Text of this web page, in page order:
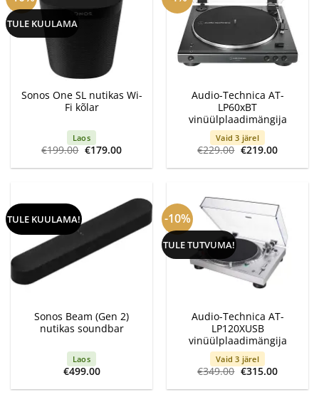
TULE KUULAMA
Sonos One SL nutikas Wi-
Fi kõlar
Laos
€199.00 Algne
oli:
€179.00Current
is:
Audio-Technica AT-
LP60xBT
vinüülplaadimängija
Vaid 3 järel
€229.00 Algne
oli:
€219.00Current
is:
TULE KUULAMA!
Sonos Beam (Gen 2)
nutikas soundbar
Laos
€499.00
-10%
TULE TUTVUMA!
Audio-Technica AT-
LP120XUSB
vinüülplaadimängija
Vaid 3 järel
€349.00 Algne
hind
oli:
€315.00Current
is: